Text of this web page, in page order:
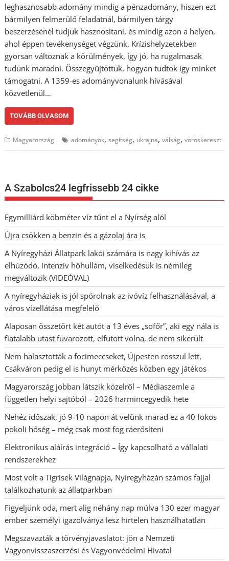
leghasznosabb adomány mindig a pénzadomány, hiszen ezt
bármilyen felmerülő feladatnál, bármilyen tárgy
beszerzésénél tudjuk hasznosítani, és mindig azon a helyen,
ahol éppen tevékenységet végzünk. Krízishelyzetekben
gyorsan változnak a körülmények, így jó, ha rugalmasak
tudunk maradni. Összegyűjtöttük, hogyan tudtok így minket
támogatni. A 1359-es adományvonalunk hívásával
közvetlenül…
TOVÁBB OLVASOM
Magyarország adományok,segítség, ukrajna,válság,vöröskereszt
A Szabolcs24 legfrissebb 24 cikke
Egymilliárd köbméter víz tűnt el a Nyírség alól
Újra csökken a benzin és a gázolaj ára is
A Nyíregyházi Állatpark lakói számára is nagy kihívás az
elhúzódó, intenzív hőhullám, viselkedésük is némileg
megváltozik (VIDEÓVAL)
A nyíregyháziak is jól spórolnak az ivóvíz felhasználásával, a
város vízellátása megfelelő
Alaposan összetört két autót a 13 éves „sofőr”, aki egy nála is
fiatalabb utast fuvarozott, elfutott volna, de nem sikerült
Nem halasztották a focimeccseket, Újpesten rosszul lett,
Csákváron pedig el is hunyt mérkőzés közben egy játékos
Magyarország jobban látszik közelről – Médiaszemle a
független helyi sajtóból – 2026 harmincegyedik hete
Nehéz időszak, jó 9-10 napon át velünk marad ez a 40 fokos
pokoli hőség – még csak most fog ráerősíteni
Elektronikus aláírás integráció – Így kapcsolható a vállalati
rendszerekhez
Most volt a Tigrisek Világnapja, Nyíregyházán számos fajjal
találkozhatunk az állatparkban
Figyeljünk oda, mert alig néhány nap múlva 130 ezer magyar
ember személyi igazolványa lesz hirtelen használhatatlan
Megszavazták a törvényjavaslatot: jön a Nemzeti
Vagyonvisszaszerzési és Vagyonvédelmi Hivatal